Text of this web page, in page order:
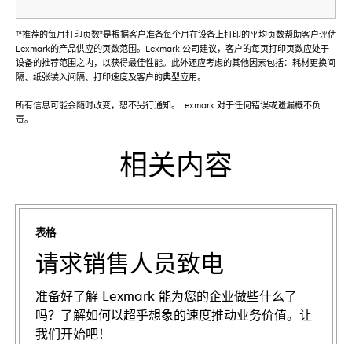
†“推荐的每月打印页数”是根据客户准备每个月在设备上打印的平均页数帮助客户评估
Lexmark的产品供应的页数范围。Lexmark 公司建议，客户的每页打印页数应处于
设备的推荐范围之内，以获得最佳性能。此外还应考虑的其他因素包括：耗材更换间
隔、纸张装入间隔、打印速度及客户的典型应用。
所有信息可能会随时改变，恕不另行通知。Lexmark 对于任何错误或遗漏概不负
责。
相关内容
表格
请求销售人员致电
准备好了解 Lexmark 能为您的企业做些什么了
吗？了解如何以超乎想象的速度推动业务价值。让
我们开始吧！